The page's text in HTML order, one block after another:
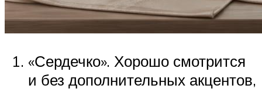
«Сердечко». Хорошо смотрится
и без дополнительных акцентов,